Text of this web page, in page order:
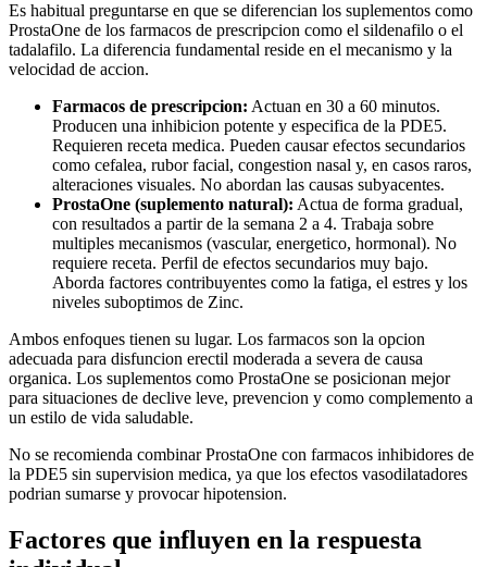
Es habitual preguntarse en que se diferencian los suplementos como
ProstaOne de los farmacos de prescripcion como el sildenafilo o el
tadalafilo. La diferencia fundamental reside en el mecanismo y la
velocidad de accion.
Farmacos de prescripcion: Actuan en 30 a 60 minutos.
Producen una inhibicion potente y especifica de la PDE5.
Requieren receta medica. Pueden causar efectos secundarios
como cefalea, rubor facial, congestion nasal y, en casos raros,
alteraciones visuales. No abordan las causas subyacentes.
ProstaOne (suplemento natural): Actua de forma gradual,
con resultados a partir de la semana 2 a 4. Trabaja sobre
multiples mecanismos (vascular, energetico, hormonal). No
requiere receta. Perfil de efectos secundarios muy bajo.
Aborda factores contribuyentes como la fatiga, el estres y los
niveles suboptimos de Zinc.
Ambos enfoques tienen su lugar. Los farmacos son la opcion
adecuada para disfuncion erectil moderada a severa de causa
organica. Los suplementos como ProstaOne se posicionan mejor
para situaciones de declive leve, prevencion y como complemento a
un estilo de vida saludable.
No se recomienda combinar ProstaOne con farmacos inhibidores de
la PDE5 sin supervision medica, ya que los efectos vasodilatadores
podrian sumarse y provocar hipotension.
Factores que influyen en la respuesta